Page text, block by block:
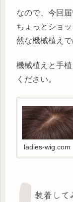
なので、今回
ちょっとショ
然な機械植えで
機械植えと手
ください。
ladies-wig.com
装着して